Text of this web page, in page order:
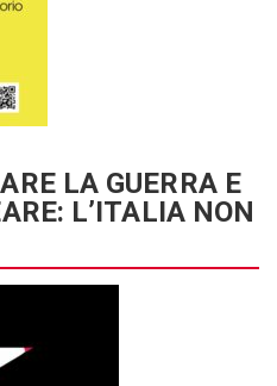
LA GUERRA E
L’ITALIA NON